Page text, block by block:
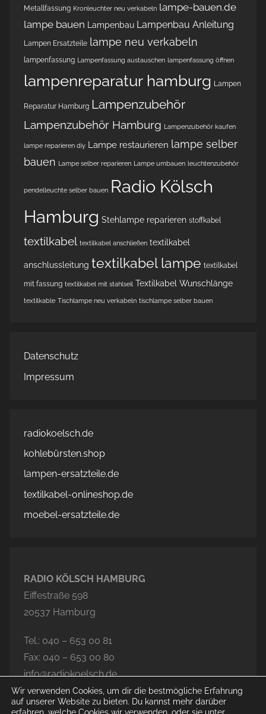
Metallfassung Kronleuchter neu verkabeln lampe-bauen.de
lampe bauen
Lampenbau Lampenbau Anleitung
Lampen Ersatzteile lampe neu verkabeln
lampenfassung Lampenfassung austauschen lampenfassung öffnen
lampenreparatur hamburg Lampen
Reparatur Hamburg Lampenzubehör
Lampenzubehör Hamburg Lampenzubehör kaufen
lampe reparieren diy Lampe restaurieren lampe selber
bauen Lampe selber reparieren Lampe umbauen leuchtenzubehör
pendelleuchte selber bauen Radio Kölsch
Hamburg Stehlampe reparieren stoffkabel
textilkabel textilkabel anschließen textilkabel
anschlussleitung textilkabel lampe textilkabel
mit fassung textilkabel mit stahlseil Textilkabel Wunschlänge
textilkable Tischlampe neu verkabeln tischlampe selber bauen
Datenschutz
Impressum
radiokoelsch.de
kohlebürsten.shop
lampen-ersatzteile.de
textilkabel-onlineshop.de
moebel-ersatzteile.de
RADIO KÖLSCH HAMBURG
Eiffestraße 598
20537 Hamburg
Tel.: 040 – 653 00 81
Fax: 040 – 653 00 80
info@radiokoelsch.de
Wir verwenden Cookies, um dir die bestmögliche Erfahrung
auf unserer Website zu bieten. Du kannst mehr darüber